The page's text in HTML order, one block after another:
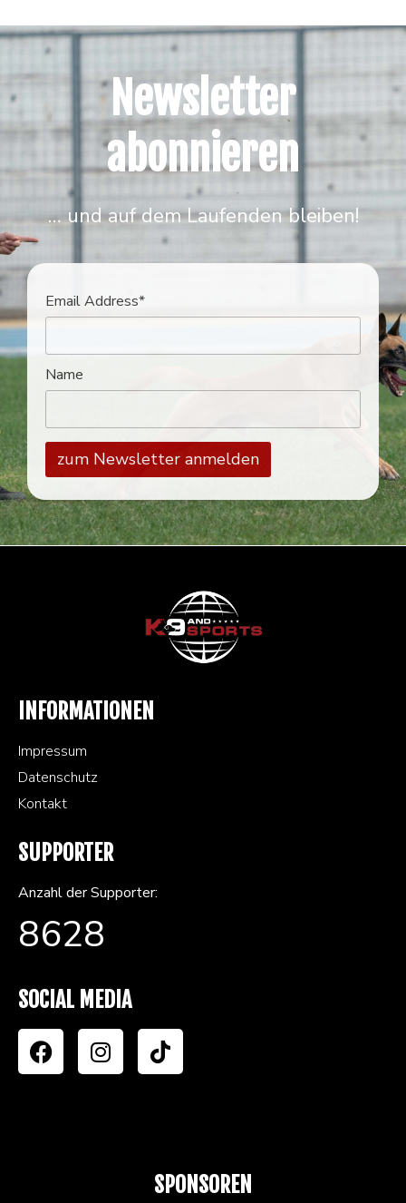
Newsletter
abonnieren
… und auf dem Laufenden bleiben!
Email Address*
Name
INFORMATIONEN
Impressum
Datenschutz
Kontakt
SUPPORTER
Anzahl der Supporter:
8628
SOCIAL MEDIA
SPONSOREN